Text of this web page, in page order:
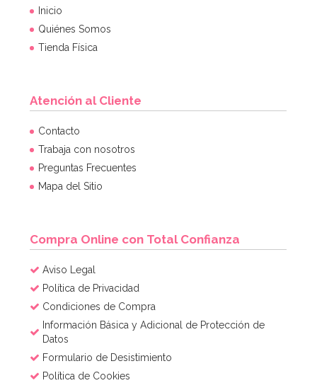
Molde de Silicona Gingerbread House & Santa
6,95€
AÑADIR
Inicio
Quiénes Somos
Tienda Física
Atención al Cliente
Contacto
Trabaja con nosotros
Preguntas Frecuentes
Mapa del Sitio
Compra Online con Total Confianza
Aviso Legal
Política de Privacidad
Condiciones de Compra
Información Básica y Adicional de Protección de
Datos
Formulario de Desistimiento
Política de Cookies